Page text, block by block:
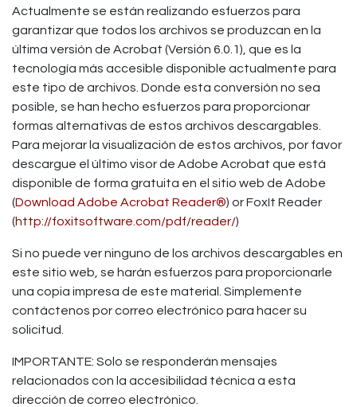
Actualmente se están realizando esfuerzos para
garantizar que todos los archivos se produzcan en la
última versión de Acrobat (Versión 6.0.1), que es la
tecnología más accesible disponible actualmente para
este tipo de archivos. Donde esta conversión no sea
posible, se han hecho esfuerzos para proporcionar
formas alternativas de estos archivos descargables.
Para mejorar la visualización de estos archivos, por favor
descargue el último visor de Adobe Acrobat que está
disponible de forma gratuita en el sitio web de Adobe
(Download Adobe Acrobat Reader®) or FoxIt Reader
(http://foxitsoftware.com/pdf/reader/)
Si no puede ver ninguno de los archivos descargables en
este sitio web, se harán esfuerzos para proporcionarle
una copia impresa de este material. Simplemente
contáctenos por correo electrónico para hacer su
solicitud.
IMPORTANTE: Solo se responderán mensajes
relacionados con la accesibilidad técnica a esta
dirección de correo electrónico.